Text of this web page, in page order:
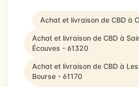
Achat et livraison de CBD à
Achat et livraison de CBD à
Écouves - 61320
Achat et livraison de CBD à
Bourse - 61170